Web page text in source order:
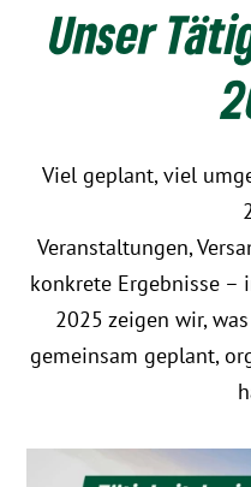
:
Unser
Viel geplant, viel
Veranstaltungen,
konkrete Ergebnisse –
2025 zeigen wir,
gemeinsam geplant,